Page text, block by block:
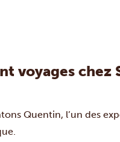
voyages chez
Quentin, l’un des